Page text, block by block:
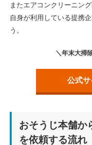
またエアコンクリーニン
自身が利用している提携
う。
＼年末大掃
公式サ
おそうじ本舗か
を依頼する流れ